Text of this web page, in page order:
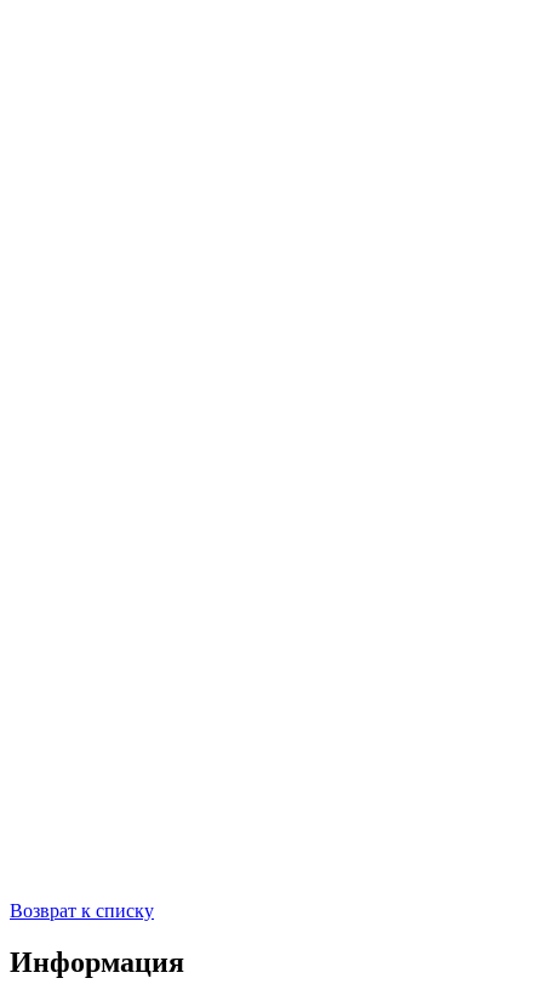
Возврат к списку
Информация